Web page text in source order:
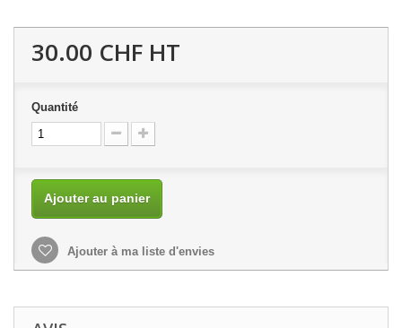
30.00 CHF HT
Quantité
Ajouter au panier
Ajouter à ma liste d'envies